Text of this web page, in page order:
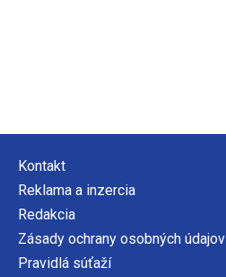
Kontakt
Reklama a inzercia
Redakcia
Zásady ochrany osobných údajov
Pravidlá súťaží